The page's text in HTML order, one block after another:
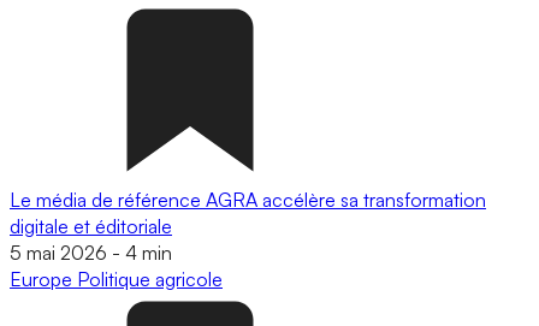
Le média de référence AGRA accélère sa transformation
digitale et éditoriale
5 mai 2026 - 4 min
Europe Politique agricole